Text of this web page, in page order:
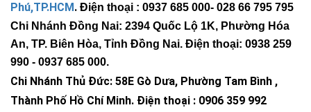
Phú,TP.HCM. Điện thoại : 0937 685 000- 028 66 795 795
Chi Nhánh Đồng Nai: 2394 Quốc Lộ 1K, Phường Hóa
An, TP. Biên Hòa, Tỉnh Đồng Nai. Điện thoại: 0938 259
990 - 0937 685 000.
Chi Nhánh Thủ Đức: 58E Gò Dưa, Phường Tam Bình ,
Thành Phố Hồ Chí Minh. Điện thoại : 0906 359 992